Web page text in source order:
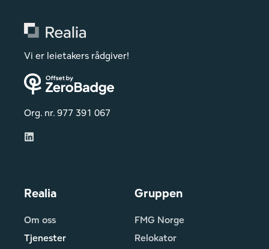
Vi er leietakers rådgiver!
Org. nr. 977 391 067
Realia
Om oss
Tjenester
Gruppen
FMG Norge
Relokator